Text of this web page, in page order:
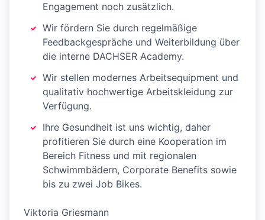
Engagement noch zusätzlich.
Wir fördern Sie durch regelmäßige
Feedbackgespräche und Weiterbildung über
die interne DACHSER Academy.
Wir stellen modernes Arbeitsequipment und
qualitativ hochwertige Arbeitskleidung zur
Verfügung.
Ihre Gesundheit ist uns wichtig, daher
profitieren Sie durch eine Kooperation im
Bereich Fitness und mit regionalen
Schwimmbädern, Corporate Benefits sowie
bis zu zwei Job Bikes.
Viktoria Griesmann